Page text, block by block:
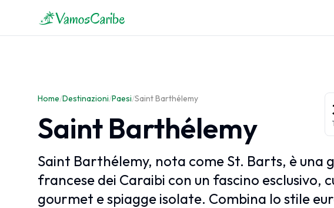
Clima dei Caraibi
Piccole
Caraibi
Home/Destinazioni/Paesi/Saint Barthélemy
Saint Barthélemy
Saint Barthélemy, nota come St. Barts, è una
francese dei Caraibi con un fascino esclusivo,
gourmet e spiagge isolate. Combina lo stile